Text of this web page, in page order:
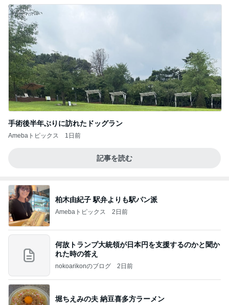
手術後半年ぶりに訪れたドッグラン
Amebaトピックス 1日前
記事を読む
柏木由紀子 駅弁よりも駅パン派
Amebaトピックス 2日前
何故トランプ大統領が日本円を支援するのかと聞か
れた時の答え
nokoarikonのブログ 2日前
堀ちえみの夫 納豆喜多方ラーメン